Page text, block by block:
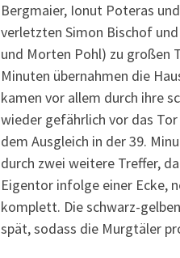
Bergmaier, Ionut Poteras
verletzten Simon Bischof
und Morten Pohl) zu großen
Minuten übernahmen die
kamen vor allem durch ihre
wieder gefährlich vor das
dem Ausgleich in der 39.
durch zwei weitere Treffer,
Eigentor infolge einer Ecke,
komplett. Die schwarz-
spät, sodass die Murgtäler